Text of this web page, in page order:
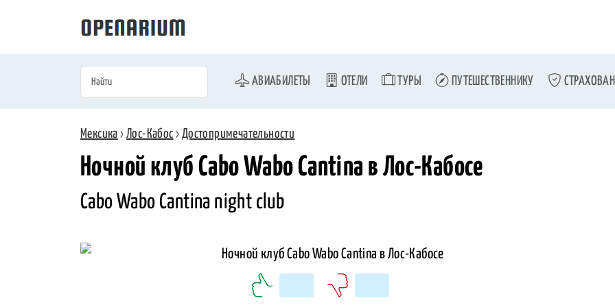
АВИАБИЛЕТЫ ОТЕЛИ ТУРЫ ПУТЕШЕСТВЕННИКУ
Мексика ›Лос-Кабос › Достопримечательности
Ночной клуб Cabo Wabo Cantina в Лос-Кабосе
Cabo Wabo Cantina night club